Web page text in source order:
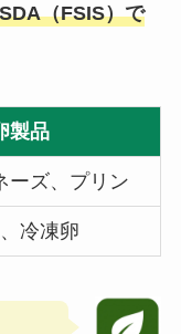
（FSIS）で
製品
ーズ、プリン
冷凍卵